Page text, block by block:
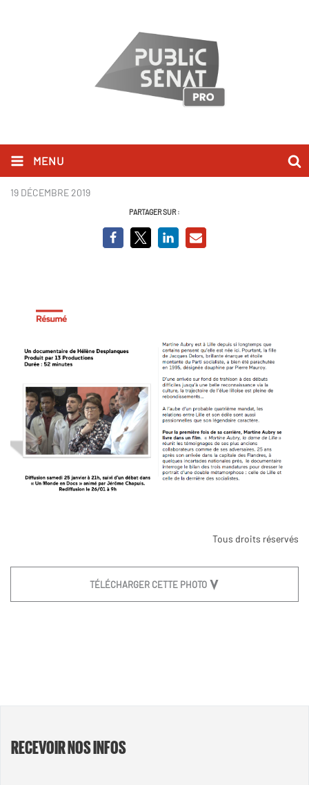
MENU
Page3.PNG
19 DÉCEMBRE 2019
PARTAGER SUR :
Tous droits réservés
TÉLÉCHARGER CETTE PHOTO
RECEVOIR NOS INFOS